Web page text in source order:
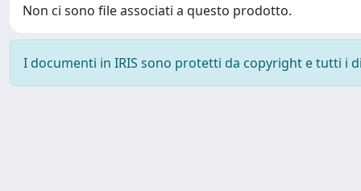
Non ci sono file associati a questo prodotto.
I documenti in IRIS sono protetti da copyright e tutti i